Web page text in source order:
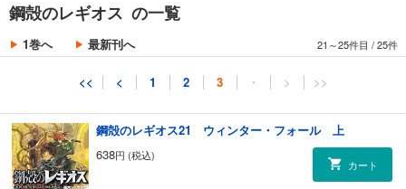
鋼殻のレギオス の一覧
1巻へ 最新刊へ 21～25件目 /25件
<< < 1 2 3 ・ > >>
638
円 (税込)
鋼殻のレギオス21 ウィンター・フォール 上
638円 (税込)
カート